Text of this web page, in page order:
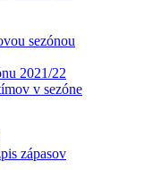
sezónou
2021/22
v sezóne
zápasov